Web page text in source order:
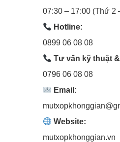
07:30 – 17:00 (Thứ 2
Hotline:
0899 06 08 08
Tư vấn kỹ thuật
0796 06 08 08
Email:
Website:
mutxopkhonggian.vn